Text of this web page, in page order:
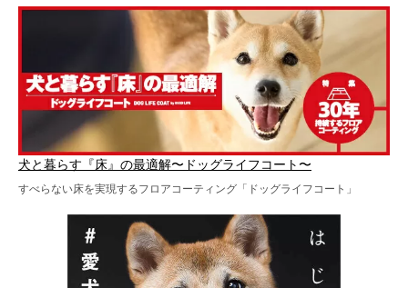
犬と暮らす『床』の最適解〜ドッグライフコート〜
すべらない床を実現するフロアコーティング「ドッグライフコート」